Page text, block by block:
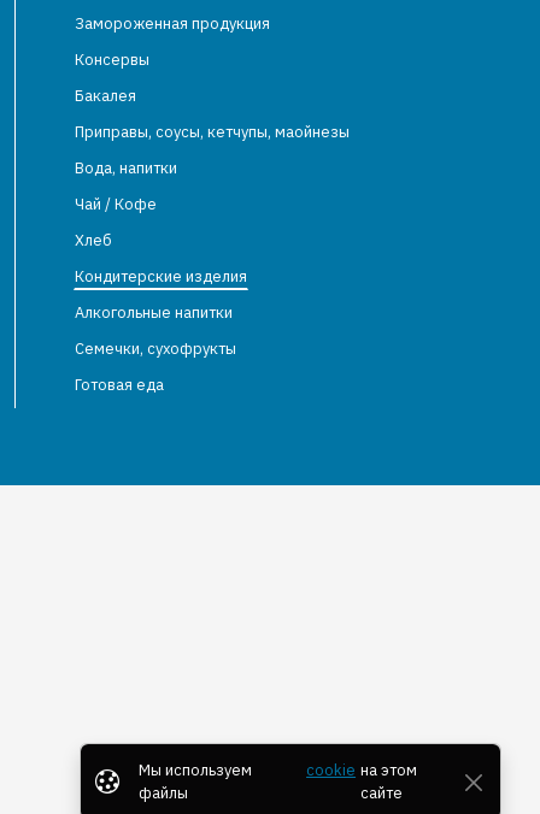
Мы используем
файлы
cookie на этом
сайте
Замороженная продукция
Консервы
Бакалея
Приправы, соусы, кетчупы, маойнезы
Вода, напитки
Чай / Кофе
Хлеб
Кондитерские изделия
Алкогольные напитки
Семечки, сухофрукты
Готовая еда